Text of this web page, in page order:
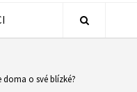
doma o své blízké?